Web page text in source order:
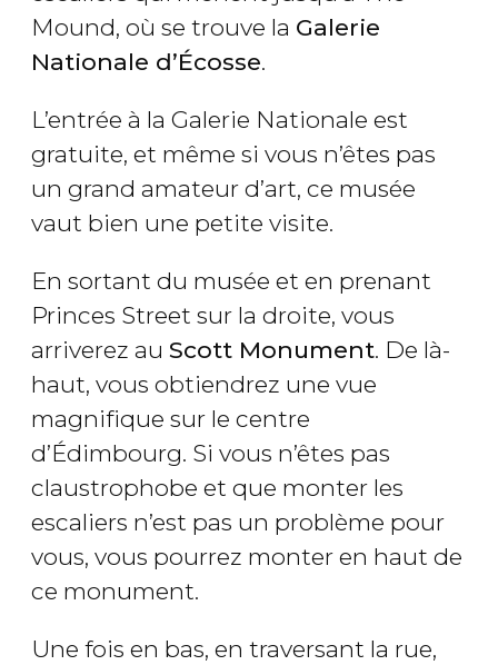
Mound, où se trouve la Galerie
Nationale d’Écosse.
L’entrée à la Galerie Nationale est
gratuite, et même si vous n’êtes pas
un grand amateur d’art, ce musée
vaut bien une petite visite.
En sortant du musée et en prenant
Princes Street sur la droite, vous
arriverez au Scott Monument. De là-
haut, vous obtiendrez une vue
magnifique sur le centre
d’Édimbourg. Si vous n’êtes pas
claustrophobe et que monter les
escaliers n’est pas un problème pour
vous, vous pourrez monter en haut de
ce monument.
Une fois en bas, en traversant la rue,